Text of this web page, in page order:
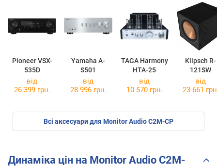
Pioneer VSX-
535D
Yamaha A-
S501
TAGA Harmony
HTA-25
Klipsch R-
121SW
від
26 399 грн.
від
28 996 грн.
від
10 570 грн.
від
23 661
Всі аксесуари для Monitor Audio C2M-CP
Динаміка цін на Monitor Audio C2M-